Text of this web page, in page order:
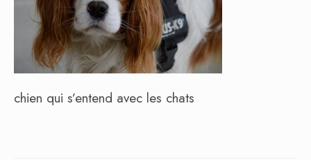
chien qui s’entend avec les chats